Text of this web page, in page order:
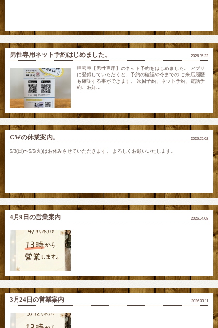
2026.05.22
男性専用ネット予約はじめました。
理容室【男性専用】のネット予約をはじめました。 アプリ
に登録していただくと、予約の確認や今までの ご来店履歴
も確認する事ができます。 次回予約、ネット予約、電話予
約、お好...
2026.05.02
GWの休業案内。
5/3(日)〜5/5(火)はお休みさせていただきます。 よろしくお願いいたします。
2026.04.08
4月9日の営業案内
2026.03.11
3月24日の営業案内